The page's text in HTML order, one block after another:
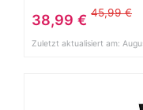
38,99 € 45,99 €
Zuletzt aktualisiert am: